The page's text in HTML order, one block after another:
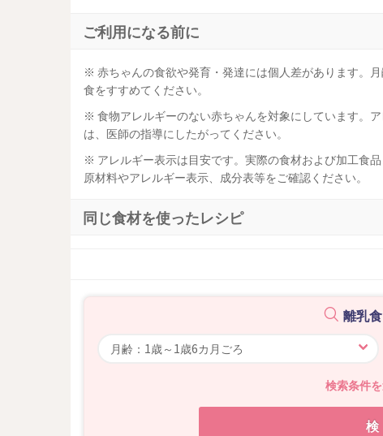
ご利用になる前に
※ 赤ちゃんの食欲や発育・発達には個人差があります。
食をすすめてください。
※ 食物アレルギーのない赤ちゃんを対象にしています。
は、医師の指導にしたがってください。
※ アレルギー表示は目安です。実際の食材および加工食
原材料やアレルギー表示、成分表等をご確認ください。
同じ食材を使ったレシピ
離乳
検索条件